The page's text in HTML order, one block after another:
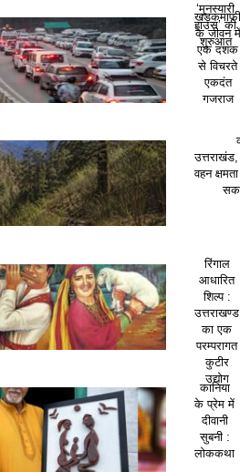
‘मुनस्यारी
हाउस’ की
शुरुआत
के जीवन में
एक दशक
से विचरते
एकदंत
गजराज
उत्तराखंड,
वहन
रिंगाल
आधारित
शिल्प :
उत्तराखण्ड
का एक
परम्परागत
कुटीर
उद्योग
कानिया
के प्रेम में
दीवानी
सुबनी :
लोककथा